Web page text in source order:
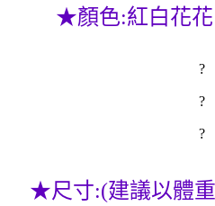
★顏色:紅白花花
?
?
?
★尺寸:(建議以體